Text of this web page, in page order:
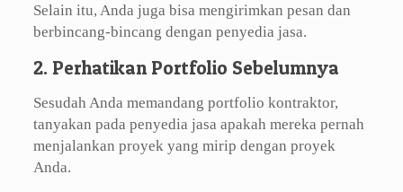
Selain itu, Anda juga bisa mengirimkan pesan dan
berbincang-bincang dengan penyedia jasa.
2. Perhatikan Portfolio Sebelumnya
Sesudah Anda memandang portfolio kontraktor,
tanyakan pada penyedia jasa apakah mereka pernah
menjalankan proyek yang mirip dengan proyek
Anda.